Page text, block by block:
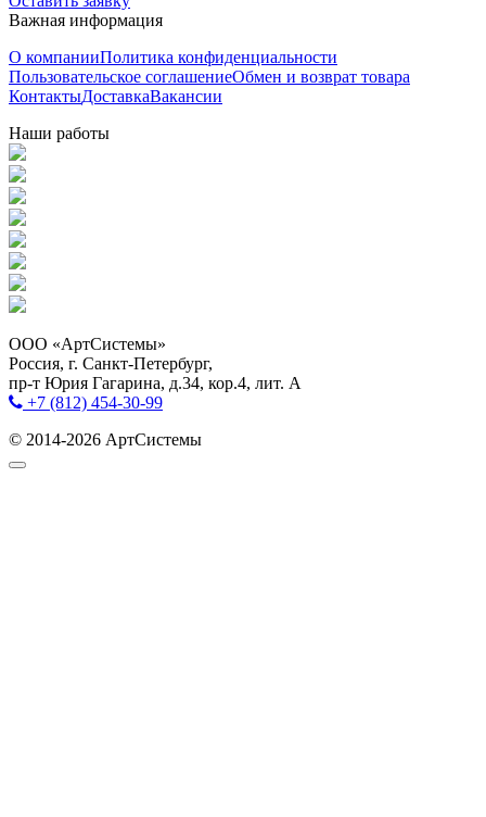
Важная информация
О компанииПолитика конфиденциальности
Пользовательское соглашениеОбмен и возврат товара
КонтактыДоставкаВакансии
Наши работы
ООО «АртСистемы»
Россия, г. Санкт-Петербург,
пр-т Юрия Гагарина, д.34, кор.4, лит. А
+7 (812) 454-30-99
© 2014-2026 АртСистемы